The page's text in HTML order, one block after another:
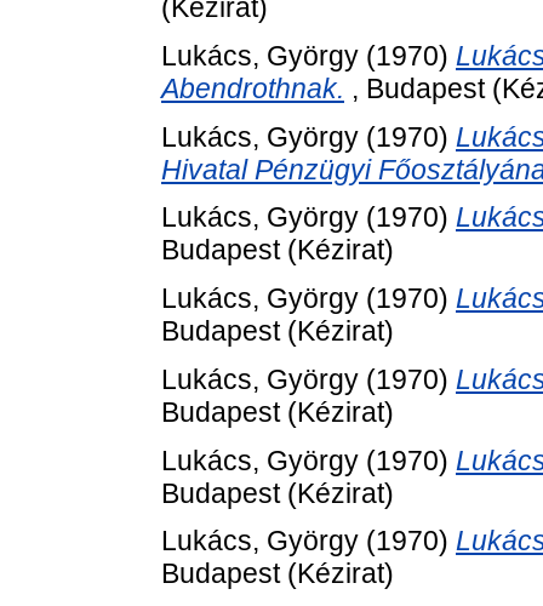
(Kézirat)
Lukács, György (1970)
Abendrothnak. , Budapest
Lukács, György (1970)
Hivatal Pénzügyi
Lukács, György (1970)
Budapest (Kézirat)
Lukács, György (1970)
Budapest (Kézirat)
Lukács, György (1970)
Budapest (Kézirat)
Lukács, György (1970)
Budapest (Kézirat)
Lukács, György (1970)
Budapest (Kézirat)